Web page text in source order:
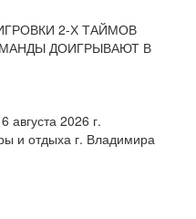
2-Х ТАЙМОВ
ДОИГРЫВАЮТ В
августа 2026 г.
и отдыха г. Владимира